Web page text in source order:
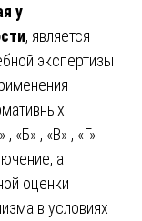
у
, является
экспертизы
«Б» , «В» , «Г»
а
оценки
в условиях